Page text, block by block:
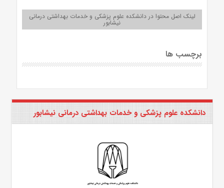
لینک اصل محتوا در دانشکده علوم پزشکی و خدمات بهداشتی درمانی
نیشابور
برچسب ها
دانشکده علوم پزشکی و خدمات بهداشتی درمانی نیشابور